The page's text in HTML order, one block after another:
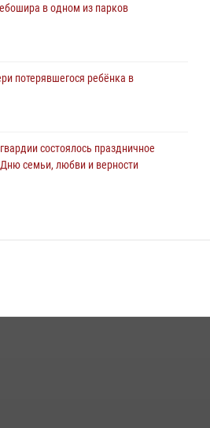
в одном из парков
потерявшегося ребёнка в
состоялось праздничное
семьи, любви и верности
на крупную сумму с охраняемого